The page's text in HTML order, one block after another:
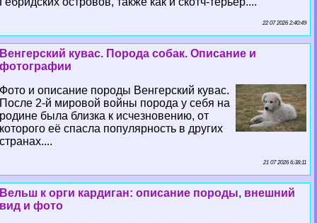
22 07 2026 2:40:49
Венгерский кувас. Порода собак. Описание и
фотографии
Фото и описание породы Венгерский кувас.
После 2-й мировой войны порода у себя на
родине была близка к исчезновению, от
которого её спасла популярность в других
странах....
21 07 2026 6:38:11
Вельш к opги кардиган: описание породы, внешний
вид и фото